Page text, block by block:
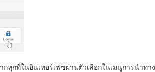
ทุกที่ในอินเทอร์เฟซผ่านตัวเลือกในเมนูการนำทาง